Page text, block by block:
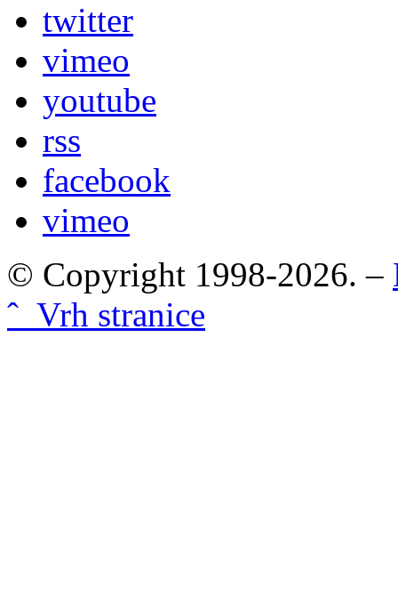
twitter
vimeo
youtube
rss
facebook
vimeo
© Copyright 1998-2026. –
ˆ Vrh stranice